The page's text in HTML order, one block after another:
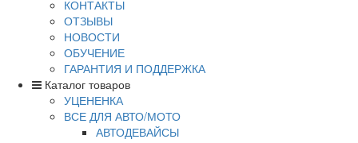
КОНТАКТЫ
ОТЗЫВЫ
НОВОСТИ
ОБУЧЕНИЕ
ГАРАНТИЯ И ПОДДЕРЖКА
Каталог товаров
УЦЕНЕНКА
ВСЕ ДЛЯ АВТО/МОТО
АВТОДЕВАЙСЫ